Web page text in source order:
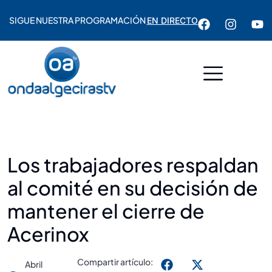
SIGUE NUESTRA PROGRAMACIÓNEN DIRECTO
Los trabajadores respaldan
al comité en su decisión de
mantener el cierre de
Acerinox
Abril
Compartir artículo: